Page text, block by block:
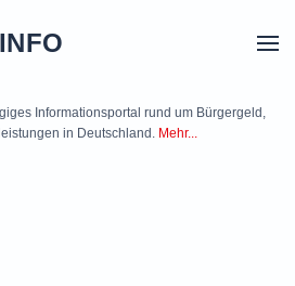
Informationsportal rund um Bürgergeld,
in Deutschland. Mehr...